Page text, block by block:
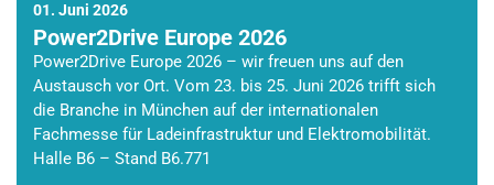
01. Juni 2026
Power2Drive Europe 2026
Power2Drive Europe 2026 – wir freuen uns auf den
Austausch vor Ort. Vom 23. bis 25. Juni 2026 trifft sich
die Branche in München auf der internationalen
Fachmesse für Ladeinfrastruktur und Elektromobilität.
Halle B6 – Stand B6.771